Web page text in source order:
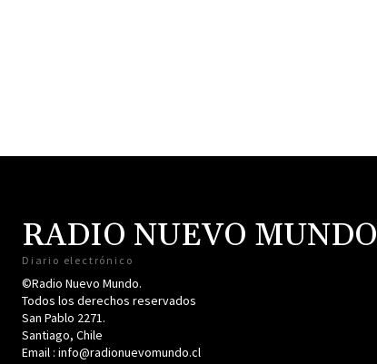
RADIO NUEVO MUNDO
Diario electrónico
©Radio Nuevo Mundo.
Todos los derechos reservados
San Pablo 2271.
Santiago, Chile
Email : info@radionuevomundo.cl